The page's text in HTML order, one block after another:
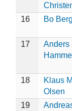
16 Bo Berg
17
Anders
18
Klaus
Olsen
19